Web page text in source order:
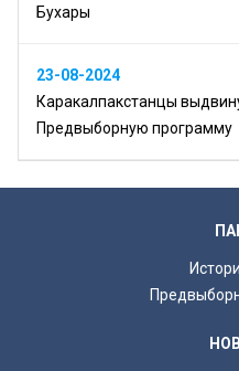
Бухары
23-08-2024
Каракалпакстанцы
Предвыборную программу